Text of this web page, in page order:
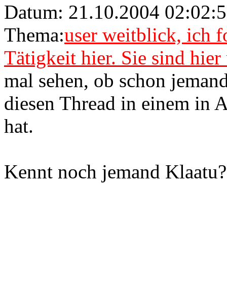
Datum: 21.10.2004
Thema:user weitblick, ich
Tätigkeit hier. Sie sind hier
mal sehen, ob schon
diesen Thread in einem in
hat.
Kennt noch jemand Klaatu?